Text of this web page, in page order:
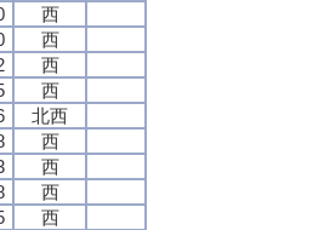
西
西
西
西
北西
西
西
西
西